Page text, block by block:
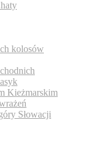
kolosów
Kieżmarskim
Słowacji